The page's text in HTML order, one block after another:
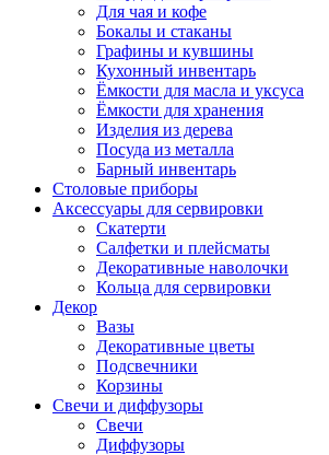
Для чая и кофе
Бокалы и стаканы
Графины и кувшины
Кухонный инвентарь
Ёмкости для масла и уксуса
Ёмкости для хранения
Изделия из дерева
Посуда из металла
Барный инвентарь
Столовые приборы
Аксессуары для сервировки
Скатерти
Cалфетки и плейсматы
Декоративные наволочки
Кольца для сервировки
Декор
Вазы
Декоративные цветы
Подсвечники
Корзины
Свечи и диффузоры
Свечи
Диффузоры